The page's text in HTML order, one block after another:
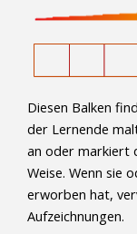
Diesen Balken
der Lernende
an oder markiert
Weise. Wenn sie
erworben hat,
Aufzeichnungen.